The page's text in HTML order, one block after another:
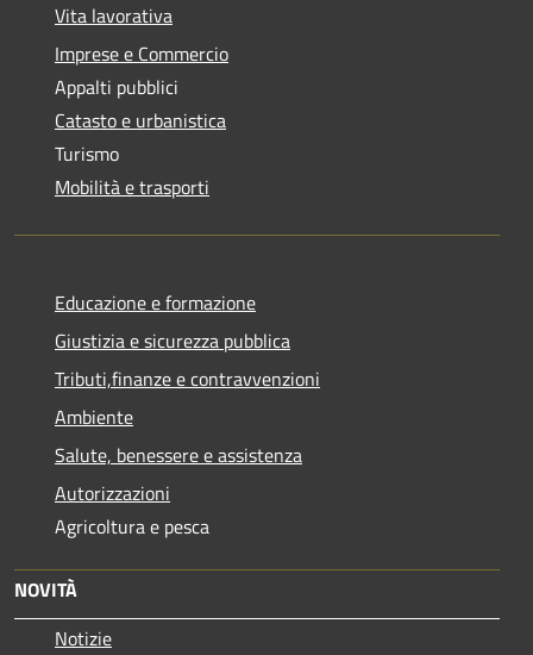
Vita lavorativa
Imprese e Commercio
Appalti pubblici
Catasto e urbanistica
Turismo
Mobilità e trasporti
Educazione e formazione
Giustizia e sicurezza pubblica
Tributi,finanze e contravvenzioni
Ambiente
Salute, benessere e assistenza
Autorizzazioni
Agricoltura e pesca
NOVITÀ
Notizie